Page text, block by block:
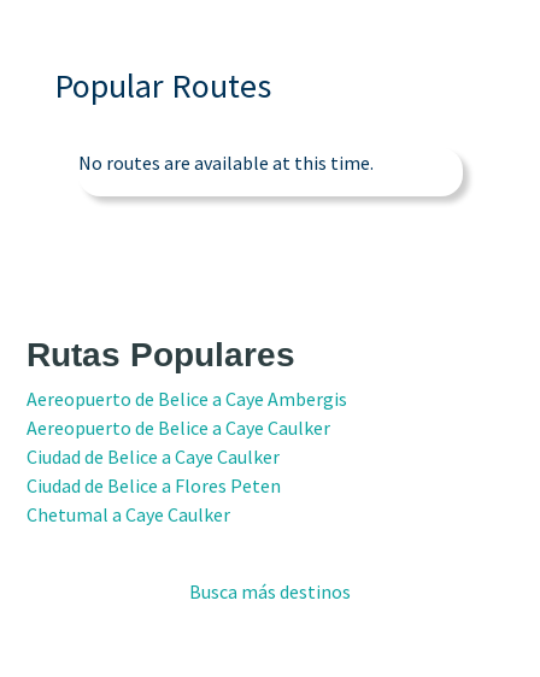
Popular Routes
No routes are available at this time.
Rutas Populares
Aereopuerto de Belice a Caye Ambergis
Aereopuerto de Belice a Caye Caulker
Ciudad de Belice a Caye Caulker
Ciudad de Belice a Flores Peten
Chetumal a Caye Caulker
Busca más destinos